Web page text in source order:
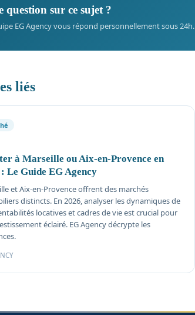
question sur ce sujet ?
EG Agency vous répond personnellement sous 24h.
liés
à Marseille ou Aix-en-Provence en
Le Guide EG Agency
et Aix-en-Provence offrent des marchés
distincts. En 2026, analyser les dynamiques de
locatives et cadres de vie est crucial pour
éclairé. EG Agency décrypte les